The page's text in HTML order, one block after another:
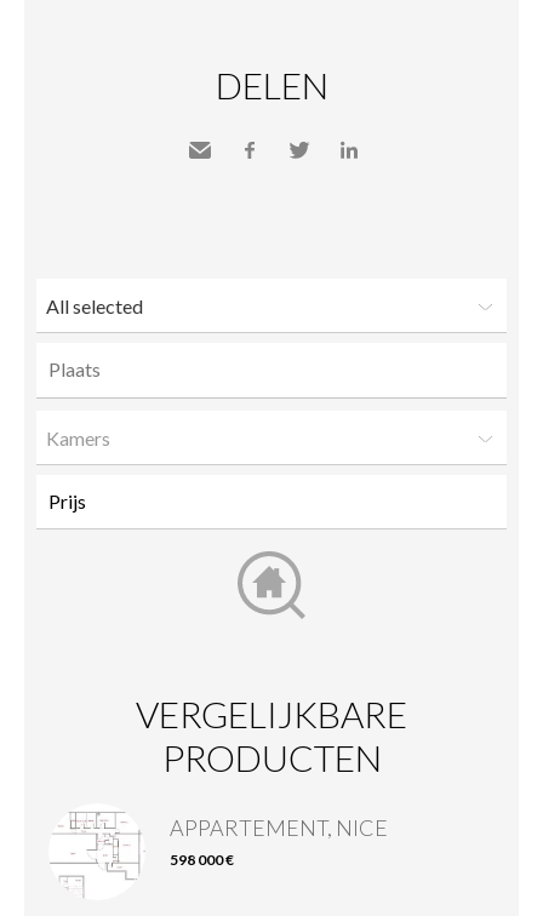
DELEN
All selected
Kamers
VERGELIJKBARE
PRODUCTEN
APPARTEMENT, NICE
598 000 €